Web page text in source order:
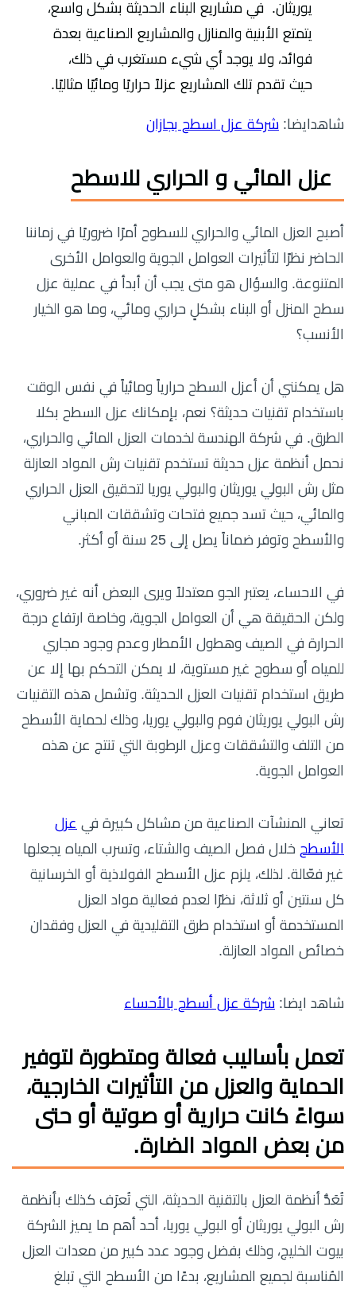
يوريثان. في مشاريع البناء الحديثة بشكل واسع،
يتمتع الأبنية والمنازل والمشاريع الصناعية بعدة
فوائد، ولا يوجد أي شيء مستغرب في ذلك،
حيث تقدم تلك المشاريع عزلاً حراريًا ومائيًا مثاليًا.
شاهدايضا: شركة عزل اسطح بجازان
عزل المائي و الحراري للاسطح
أصبح العزل المائي والحراري للسطوح أمرًا ضروريًا في زماننا
الحاضر نظرًا لتأثيرات العوامل الجوية والعوامل الأخرى
المتنوعة. والسؤال هو متى يجب أن أبدأ في عملية عزل
سطح المنزل أو البناء بشكلٍ حراري ومائي، وما هو الخيار
الأنسب؟
هل يمكنني أن أعزل السطح حرارياً ومائياً في نفس الوقت
باستخدام تقنيات حديثة؟ نعم، بإمكانك عزل السطح بكلا
الطرق. في شركة الهندسة لخدمات العزل المائي والحراري،
نحمل أنظمة عزل حديثة تستخدم تقنيات رش المواد العازلة
مثل رش البولي يوريثان والبولي يوريا لتحقيق العزل الحراري
والمائي، حيث تسد جميع فتحات وتشققات المباني
والأسطح وتوفر ضماناً يصل إلى 25 سنة أو أكثر.
في الاحساء، يعتبر الجو معتدلاً ويرى البعض أنه غير ضروري،
ولكن الحقيقة هي أن العوامل الجوية، وخاصة ارتفاع درجة
الحرارة في الصيف وهطول الأمطار وعدم وجود مجاري
للمياه أو سطوح غير مستوية، لا يمكن التحكم بها إلا عن
طريق استخدام تقنيات العزل الحديثة. وتشمل هذه التقنيات
رش البولي يوريثان فوم والبولي يوريا، وذلك لحماية الأسطح
من التلف والتشققات وعزل الرطوبة التي تنتج عن هذه
العوامل الجوية.
تعاني المنشآت الصناعية من مشاكل كبيرة في عزل
الأسطح خلال فصل الصيف والشتاء، وتسرب المياه يجعلها
غير فعّالة. لذلك، يلزم عزل الأسطح الفولاذية أو الخرسانية
كل سنتين أو ثلاثة، نظرًا لعدم فعالية مواد العزل
المستخدمة أو استخدام طرق التقليدية في العزل وفقدان
خصائص المواد العازلة.
شاهد ايضا: شركة عزل أسطح بالأحساء
تعمل بأساليب فعالة ومتطورة لتوفير
الحماية والعزل من التأثيرات الخارجية،
سواءً كانت حرارية أو صوتية أو حتى
من بعض المواد الضارة.
تُعَدُّ أنظمة العزل بالتقنية الحديثة، التي تُعرَف كذلك بأنظمة
رش البولي يوريثان أو البولي يوريا، أحد أهم ما يميز الشركة
بيوت الخليج، وذلك بفضل وجود عدد كبير من معدات العزل
المُناسبة لجميع المشاريع، بدءًا من الأسطح التي تبلغ